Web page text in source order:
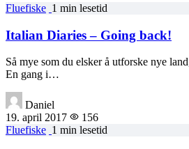
Fluefiske 1 min lesetid
Italian Diaries – Going back!
Så mye som du elsker å utforske nye
En gang i…
Daniel
19. april 2017
156
Fluefiske 1 min lesetid